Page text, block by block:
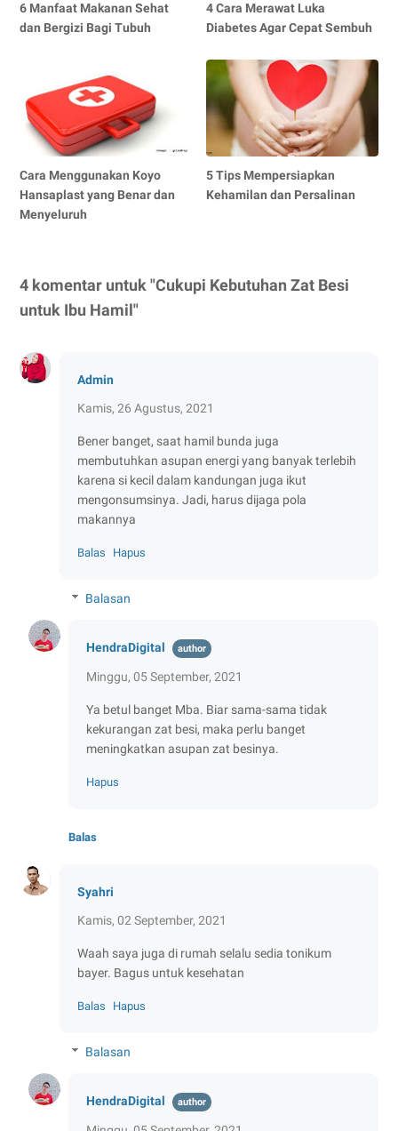
6 Manfaat Makanan Sehat
dan Bergizi Bagi Tubuh
4 Cara Merawat Luka
Diabetes Agar Cepat Sembuh
Cara Menggunakan Koyo
Hansaplast yang Benar dan
Menyeluruh
5 Tips Mempersiapkan
Kehamilan dan Persalinan
4 komentar untuk "Cukupi Kebutuhan Zat Besi
untuk Ibu Hamil"
Admin
Kamis, 26 Agustus, 2021
Bener banget, saat hamil bunda juga
membutuhkan asupan energi yang banyak terlebih
karena si kecil dalam kandungan juga ikut
mengonsumsinya. Jadi, harus dijaga pola
makannya
Balas Hapus
Balasan
HendraDigital
Minggu, 05 September, 2021
Ya betul banget Mba. Biar sama-sama tidak
kekurangan zat besi, maka perlu banget
meningkatkan asupan zat besinya.
Hapus
Balas
Syahri
Kamis, 02 September, 2021
Waah saya juga di rumah selalu sedia tonikum
bayer. Bagus untuk kesehatan
Balas Hapus
Balasan
HendraDigital